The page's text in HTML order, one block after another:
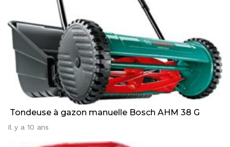
Tondeuse à gazon manuelle Bosch AHM 38 G
Il y a 10 ans